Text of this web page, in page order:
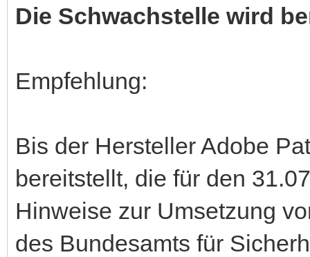
Die Schwachstelle wird
Empfehlung:
Bis der Hersteller Adobe
bereitstellt, die für den
Hinweise zur Umsetzung
des Bundesamts für